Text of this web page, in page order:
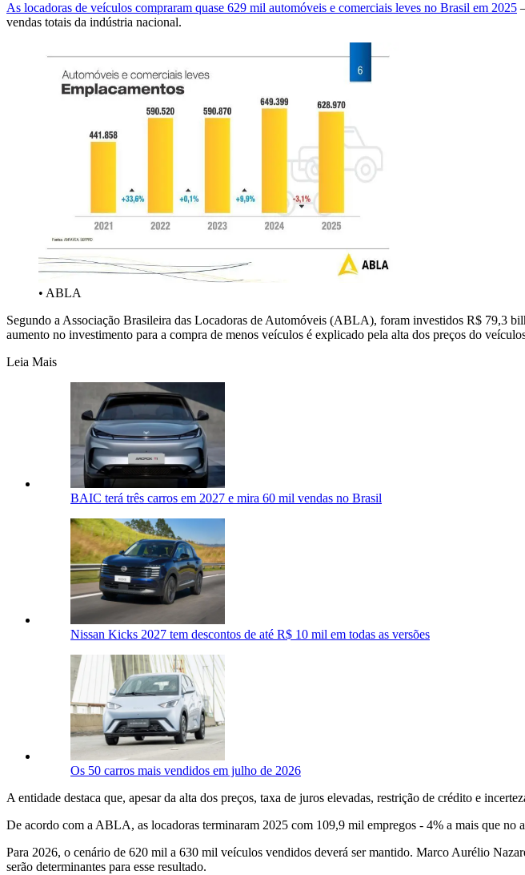
As locadoras de veículos compraram quase 629 mil automóveis e comerciais leves no Brasil em 2025
vendas totais da indústria nacional.
• ABLA
Segundo a Associação Brasileira das Locadoras de Automóveis (ABLA), foram investidos R$ 79,3
aumento no investimento para a compra de menos veículos é explicado pela alta dos preços do
Leia Mais
BAIC terá três carros em 2027 e mira 60 mil vendas no Brasil
Nissan Kicks 2027 tem descontos de até R$ 10 mil em todas as versões
Os 50 carros mais vendidos em julho de 2026
A entidade destaca que, apesar da alta dos preços, taxa de juros elevadas, restrição de crédito e
De acordo com a ABLA, as locadoras terminaram 2025 com 109,9 mil empregos - 4% a mais que
Para 2026, o cenário de 620 mil a 630 mil veículos vendidos deverá ser mantido. Marco Aurélio
serão determinantes para esse resultado.